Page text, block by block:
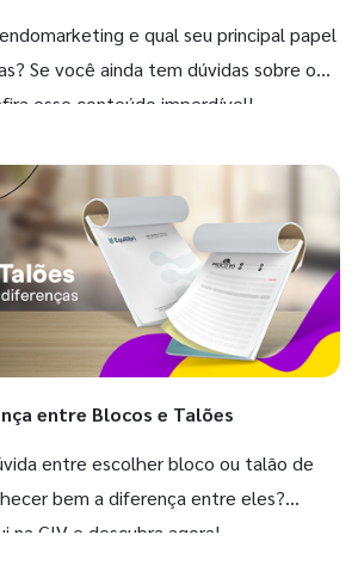
e qual seu principal papel
Se você ainda tem dúvidas sobre o
esse conteúdo imperdível!
entre Blocos e Talões
entre escolher bloco ou talão de
bem a diferença entre eles?
na GIV e descubra agora!